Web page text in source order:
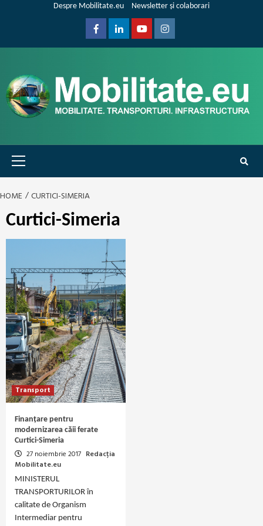
Despre Mobilitate.eu Newsletter și colaborari
FacebookLinkedinYoutubeInstagram
Primary
Menu
HOME CURTICI-SIMERIA
Curtici-Simeria
Transport
Finanțare pentru
modernizarea căii ferate
Curtici-Simeria
27 noiembrie 2017 Redacția
Mobilitate.eu
MINISTERUL
TRANSPORTURILOR în
calitate de Organism
Intermediar pentru